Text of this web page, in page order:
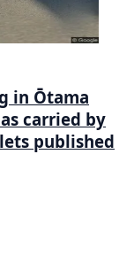
in Ōtama
carried by
published